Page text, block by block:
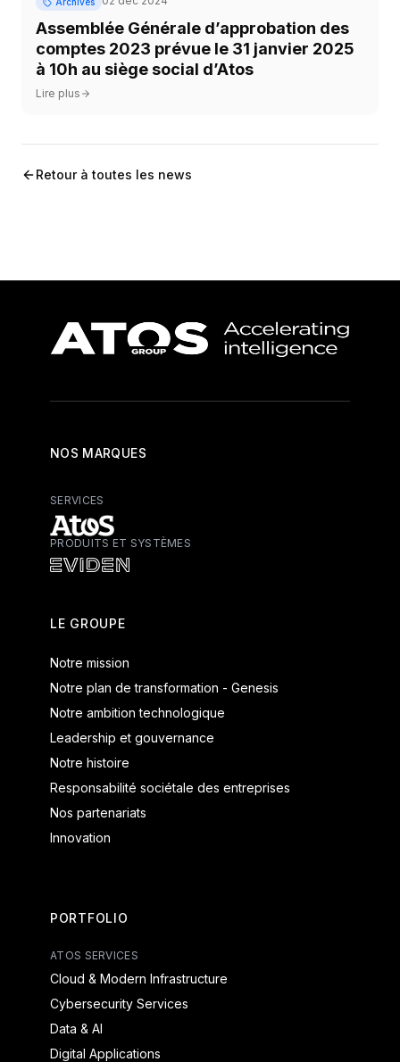
Assemblée Générale d’approbation des
comptes 2023 prévue le 31 janvier 2025
à 10h au siège social d’Atos
Lire plus
Retour à toutes les news
NOS MARQUES
SERVICES
Atos - Services
PRODUITS ET SYSTÈMES
LE GROUPE
Notre mission
Notre plan de transformation - Genesis
Notre ambition technologique
Leadership et gouvernance
Notre histoire
Responsabilité sociétale des entreprises
Nos partenariats
Innovation
PORTFOLIO
ATOS SERVICES
Cloud & Modern Infrastructure
Cybersecurity Services
Data & AI
Digital Applications